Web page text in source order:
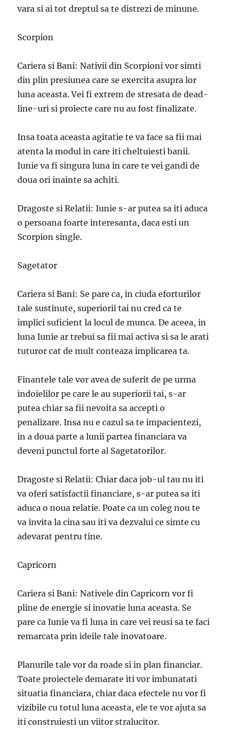
vara si ai tot dreptul sa te distrezi de minune.
Scorpion
Cariera si Bani: Nativii din Scorpioni vor simti
din plin presiunea care se exercita asupra lor
luna aceasta. Vei fi extrem de stresata de dead-
line-uri si proiecte care nu au fost finalizate.
Insa toata aceasta agitatie te va face sa fii mai
atenta la modul in care iti cheltuiesti banii.
Iunie va fi singura luna in care te vei gandi de
doua ori inainte sa achiti.
Dragoste si Relatii: Iunie s-ar putea sa iti aduca
o persoana foarte interesanta, daca esti un
Scorpion single.
Sagetator
Cariera si Bani: Se pare ca, in ciuda eforturilor
tale sustinute, superiorii tai nu cred ca te
implici suficient la locul de munca. De aceea, in
luna Iunie ar trebui sa fii mai activa si sa le arati
tuturor cat de mult conteaza implicarea ta.
Finantele tale vor avea de suferit de pe urma
indoielilor pe care le au superiorii tai, s-ar
putea chiar sa fii nevoita sa accepti o
penalizare. Insa nu e cazul sa te impacientezi,
in a doua parte a lunii partea financiara va
deveni punctul forte al Sagetatorilor.
Dragoste si Relatii: Chiar daca job-ul tau nu iti
va oferi satisfactii financiare, s-ar putea sa iti
aduca o noua relatie. Poate ca un coleg nou te
va invita la cina sau iti va dezvalui ce simte cu
adevarat pentru tine.
Capricorn
Cariera si Bani: Nativele din Capricorn vor fi
pline de energie si inovatie luna aceasta. Se
pare ca Iunie va fi luna in care vei reusi sa te faci
remarcata prin ideile tale inovatoare.
Planurile tale vor da roade si in plan financiar.
Toate proiectele demarate iti vor imbunatati
situatia financiara, chiar daca efectele nu vor fi
vizibile cu totul luna aceasta, ele te vor ajuta sa
iti construiesti un viitor stralucitor.